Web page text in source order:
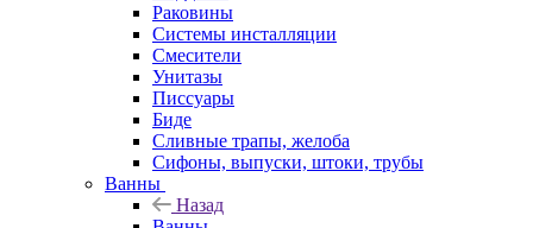
Раковины
Системы инсталляции
Смесители
Унитазы
Писсуары
Биде
Сливные трапы, желоба
Сифоны, выпуски, штоки, трубы
Ванны
Назад